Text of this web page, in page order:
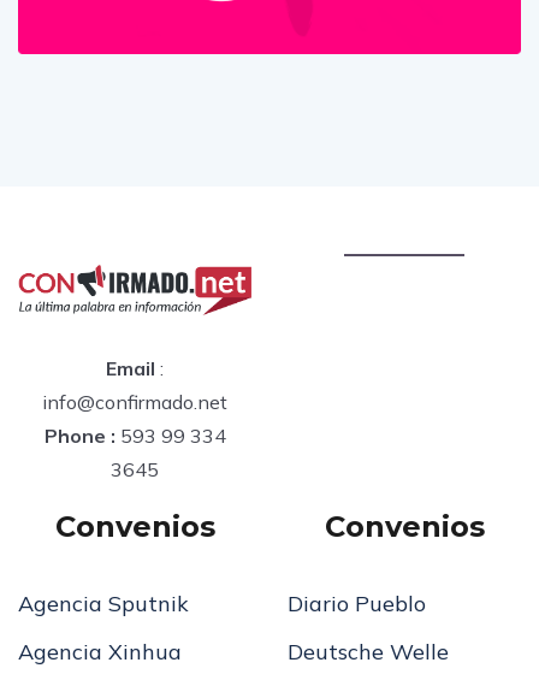
Email :
info@confirmado.net
Phone : 593 99 334
3645
Convenios
Agencia Sputnik
Agencia Xinhua
Convenios
Diario Pueblo
Deutsche Welle